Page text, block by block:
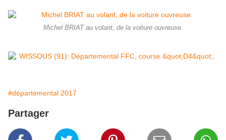
Michel BRIAT au volant, de la voiture ouvreuse.
#départemental 2017
Partager